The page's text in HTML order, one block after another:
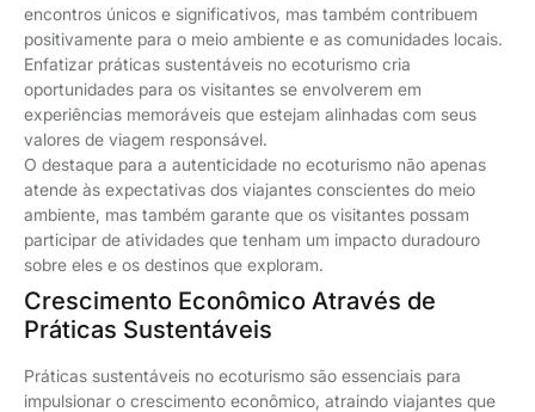
encontros únicos e significativos, mas também contribuem
positivamente para o meio ambiente e as comunidades locais.
Enfatizar práticas sustentáveis no ecoturismo cria
oportunidades para os visitantes se envolverem em
experiências memoráveis que estejam alinhadas com seus
valores de viagem responsável.
O destaque para a autenticidade no ecoturismo não apenas
atende às expectativas dos viajantes conscientes do meio
ambiente, mas também garante que os visitantes possam
participar de atividades que tenham um impacto duradouro
sobre eles e os destinos que exploram.
Crescimento Econômico Através de
Práticas Sustentáveis
Práticas sustentáveis no ecoturismo são essenciais para
impulsionar o crescimento econômico, atraindo viajantes que